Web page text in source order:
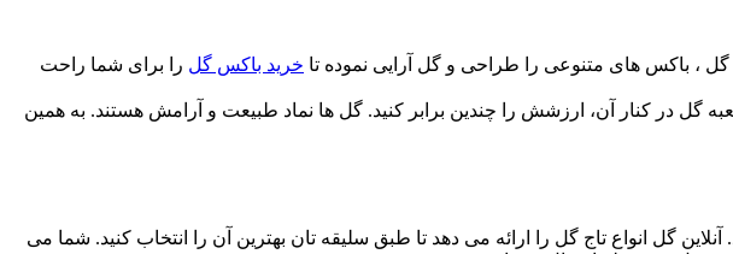
، باکس های متنوعی را طراحی و گل آرایی نموده تا خرید باکس گل را برای شما راحت
گل در کنار آن، ارزشش را چندین برابر کنید. گل ها نماد طبیعت و آرامش هستند. به همین
گل انواع تاج گل را ارائه می دهد تا طبق سلیقه تان بهترین آن را انتخاب کنید. شما می